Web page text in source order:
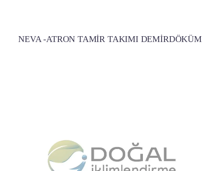
NEVA -ATRON TAMİR TAKIMI DEMİRDÖKÜM